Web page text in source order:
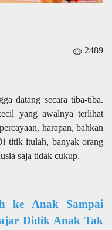
2489
datang secara tiba-tiba.
yang awalnya terlihat
harapan, bahkan
titik itulah, banyak orang
saja tidak cukup.
ke Anak Sampai
Didik Anak Tak